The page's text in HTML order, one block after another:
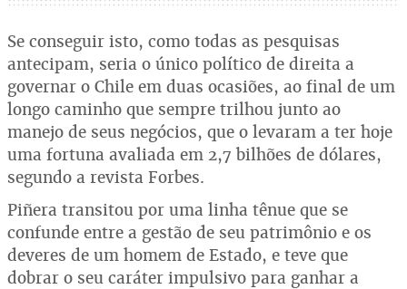
Se conseguir isto, como todas as pesquisas
antecipam, seria o único político de direita a
governar o Chile em duas ocasiões, ao final de um
longo caminho que sempre trilhou junto ao
manejo de seus negócios, que o levaram a ter hoje
uma fortuna avaliada em 2,7 bilhões de dólares,
segundo a revista Forbes.
Piñera transitou por uma linha tênue que se
confunde entre a gestão de seu patrimônio e os
deveres de um homem de Estado, e teve que
dobrar o seu caráter impulsivo para ganhar a